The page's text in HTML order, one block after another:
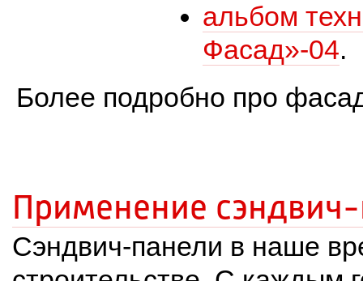
альбом
Фасад»-04.
Более подробно про
Применение
Сэндвич-панели в наше